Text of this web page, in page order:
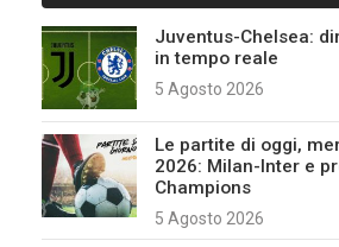
Juventus-Chelsea:
in tempo reale
5 Agosto 2026
Le partite di oggi,
2026: Milan-Inter e
Champions
5 Agosto 2026